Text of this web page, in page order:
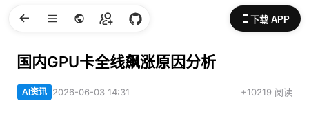
下载 APP
国内GPU卡全线飙涨原因分析
AI资讯 2026-06-03 14:31 +10219 阅读